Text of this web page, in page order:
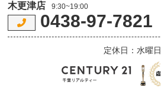
木更津店 9:30~19:00
0438-97-7821
定休日：水曜日